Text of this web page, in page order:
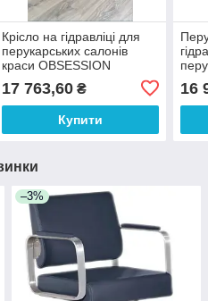
Крісло на гідравліці для
перукарських салонів
краси OBSESSION
перукарські крісла VM856
17 763,60₴
Купити
16
–3%